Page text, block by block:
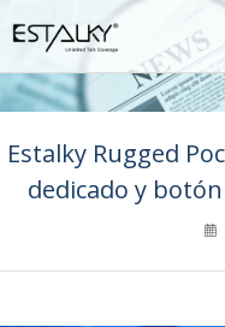
Estalky Rugged
dedicado y